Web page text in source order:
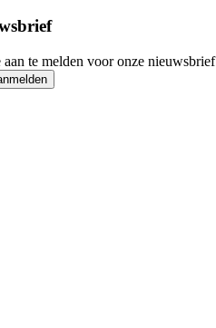
te melden voor onze nieuwsbrief